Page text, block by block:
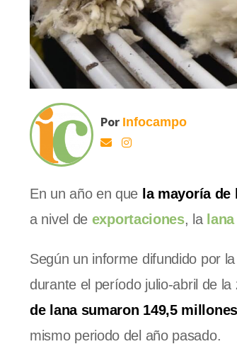
Por Infocampo
En un año en que la mayoría de
a nivel de exportaciones, la lana
Según un informe difundido por la
durante el período julio-abril de
de lana sumaron 149,5
mismo periodo del año pasado.